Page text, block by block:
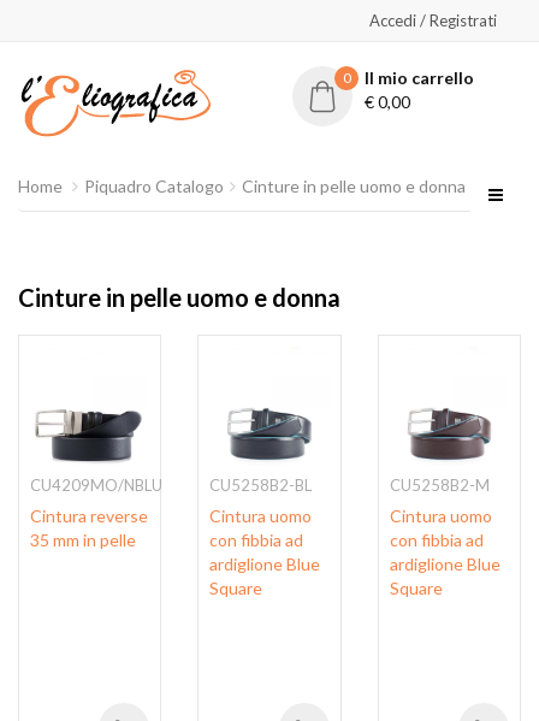
Accedi / Registrati
0
Il mio carrello
€0,00
Home Piquadro Catalogo Cinture in pelle uomo e donna
Cinture in pelle uomo e donna
CU4209MO/NBLU
Cintura reverse
35 mm in pelle
CU5258B2-BL
Cintura uomo
con fibbia ad
ardiglione Blue
Square
CU5258B2-M
Cintura uomo
con fibbia ad
ardiglione Blue
Square